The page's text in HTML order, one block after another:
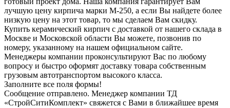
лучшую цену кирпича марки М-250, а если Вы найдете более
низкую цену на этот товар, то мы сделаем Вам скидку.
Купить керамический кирпич с доставкой от нашего склада в
Москве и Московской области Вы можете, позвонив по
номеру, указанному на нашем официальном сайте.
Менеджеры компании проконсультируют Вас по любому
вопросу и быстро оформят доставку товара собственным
грузовым автотранспортом высокого класса.
Заполните все поля формы!
Сообщение отправлено. Менеджер компании ТД
«СтройСитиКомплект» свяжется с Вами в ближайшее время